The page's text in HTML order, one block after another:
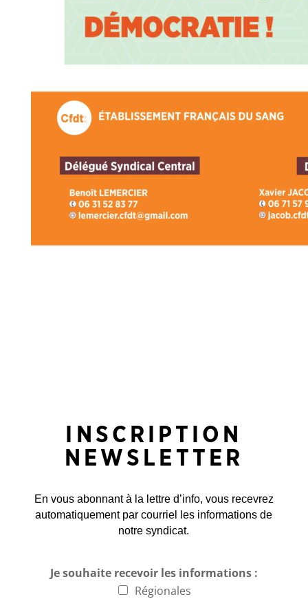
INSCRIPTION
NEWSLETTER
En vous abonnant à la lettre d’info, vous recevrez
automatiquement par courriel les informations de
notre syndicat.
Je souhaite recevoir les informations :
Régionales